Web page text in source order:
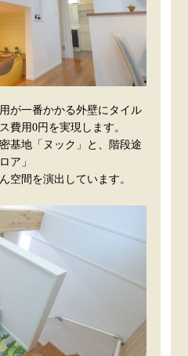
が一番かかる外壁にタイル
費用0円を実現します。
基地「ヌック」と、階段途
ア」
空間を演出しています。